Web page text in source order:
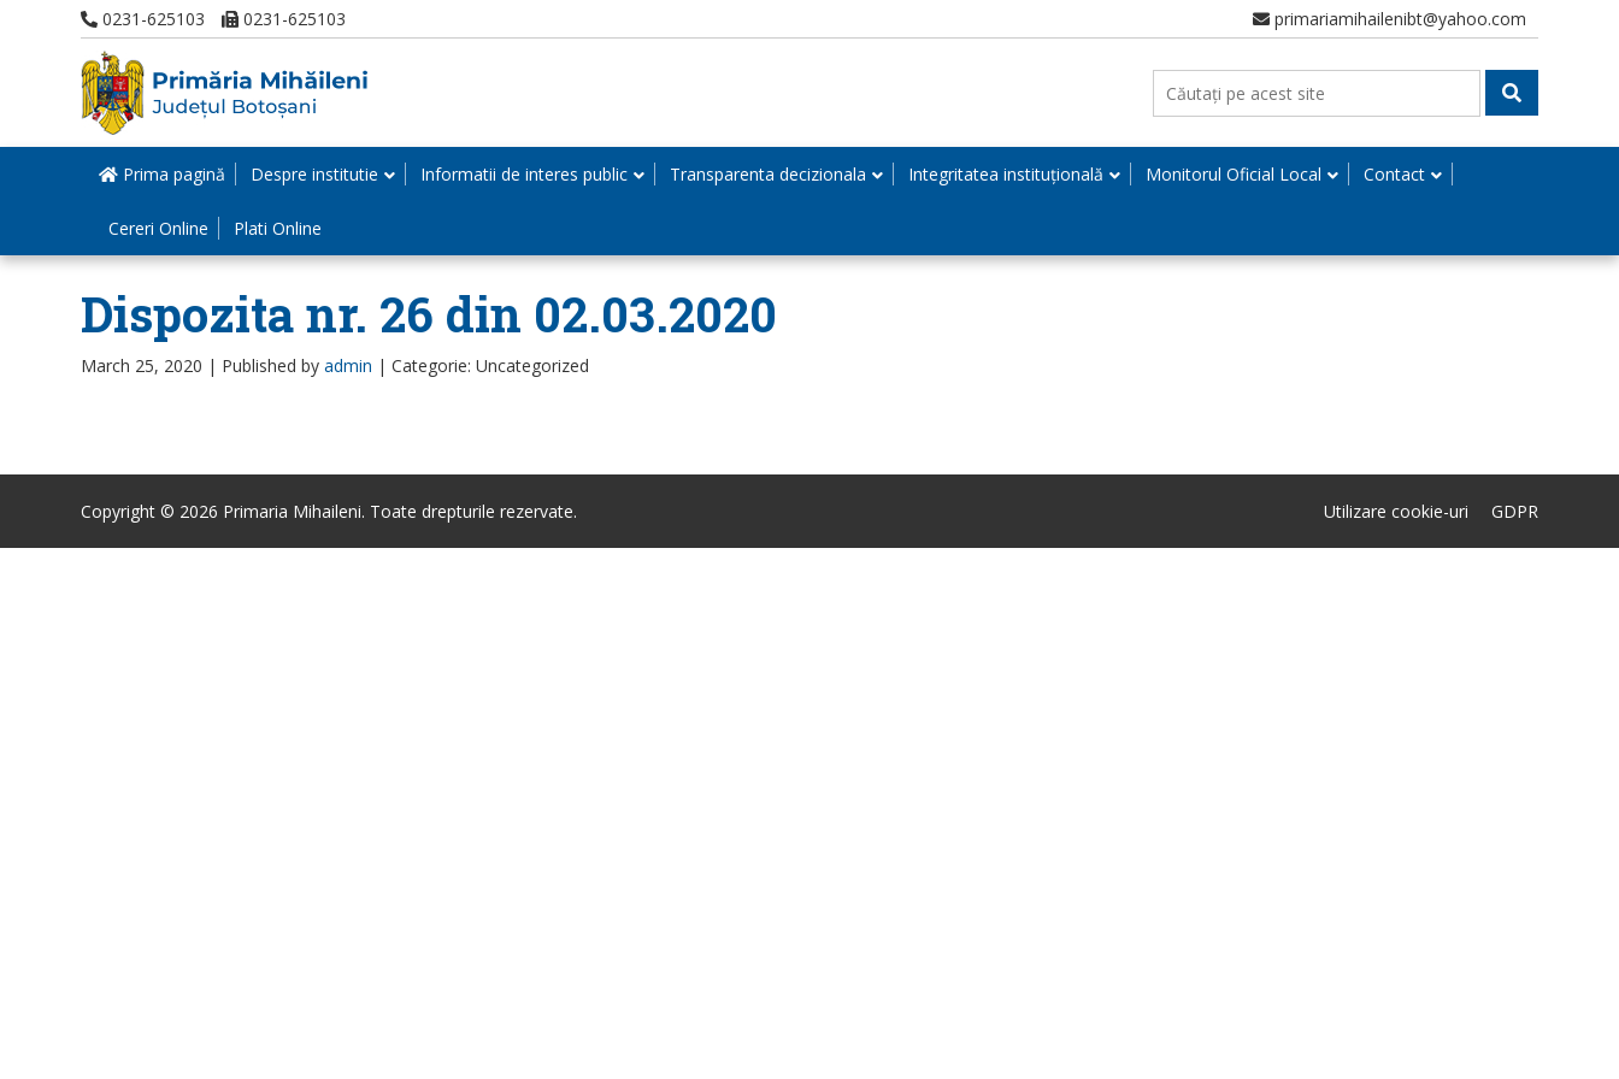
0231-625103 0231-625103 primariamihailenibt@yahoo.com
Prima pagină Despre institutie Informatii de interes public Transparenta decizionala Integritatea instituțională Monitorul Oficial Local Contact
Cereri Online Plati Online
Dispozita nr. 26 din 02.03.2020
March 25, 2020 | Published by admin | Categorie: Uncategorized
Copyright © 2026 Primaria Mihaileni. Toate drepturile rezervate. Utilizare cookie-uri GDPR